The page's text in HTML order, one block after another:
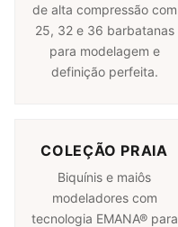
de alta compressão com
25, 32 e 36 barbatanas
para modelagem e
definição perfeita.
COLEÇÃO PRAIA
Biquínis e maiôs
modeladores com
tecnologia EMANA® para